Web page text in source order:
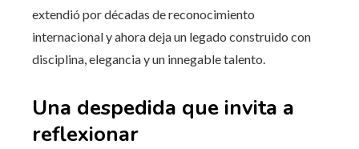
extendió por décadas de reconocimiento
internacional y ahora deja un legado construido con
disciplina, elegancia y un innegable talento.
Una despedida que invita a
reflexionar